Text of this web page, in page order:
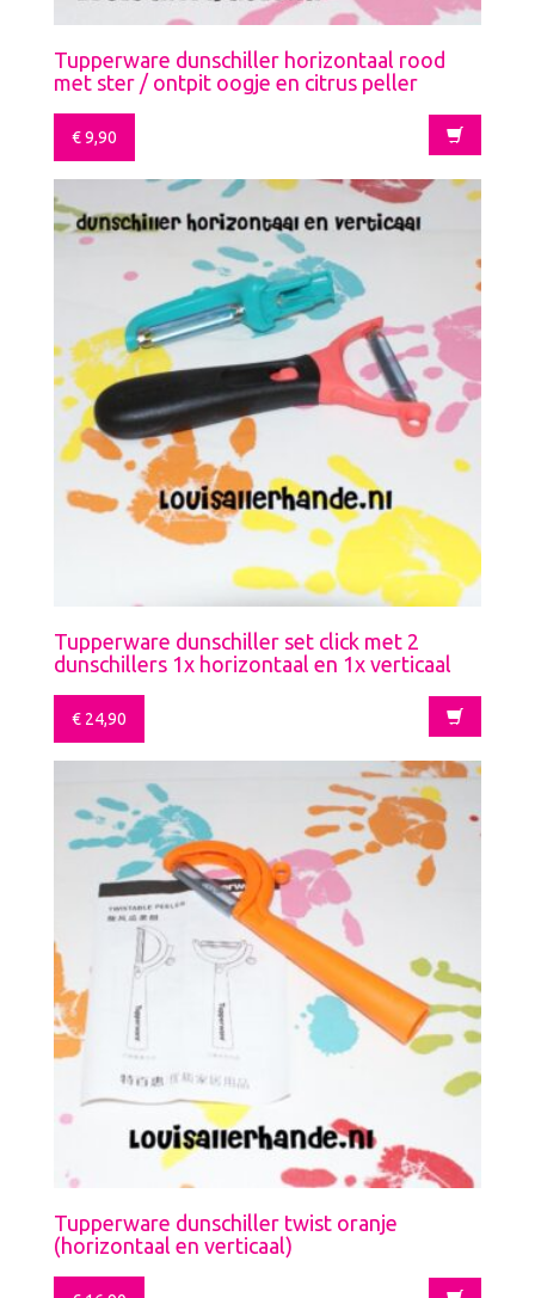
Tupperware dunschiller horizontaal rood
met ster / ontpit oogje en citrus peller
€9,90
Tupperware dunschiller set click met 2
dunschillers 1x horizontaal en 1x verticaal
€ 24,90
Tupperware dunschiller twist oranje
(horizontaal en verticaal)